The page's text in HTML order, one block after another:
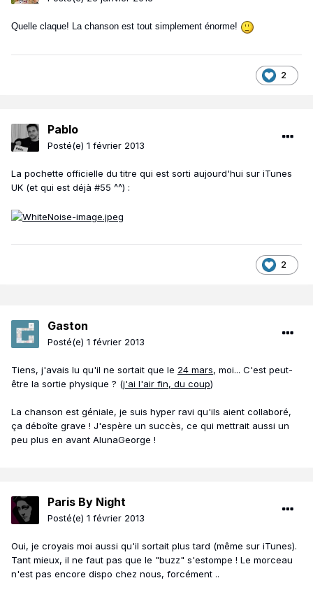
Quelle claque! La chanson est tout simplement énorme!
2
Pablo
Posté(e) 1 février 2013
La pochette officielle du titre qui est sorti aujourd'hui sur iTunes
UK (et qui est déjà #55 ^^) :
2
Gaston
Posté(e) 1 février 2013
Tiens, j'avais lu qu'il ne sortait que le 24 mars, moi... C'est peut-
être la sortie physique ? (j'ai l'air fin, du coup)
La chanson est géniale, je suis hyper ravi qu'ils aient collaboré,
ça déboîte grave ! J'espère un succès, ce qui mettrait aussi un
peu plus en avant AlunaGeorge !
Paris By Night
Posté(e) 1 février 2013
Oui, je croyais moi aussi qu'il sortait plus tard (même sur iTunes).
Tant mieux, il ne faut pas que le "buzz" s'estompe ! Le morceau
n'est pas encore dispo chez nous, forcément ..